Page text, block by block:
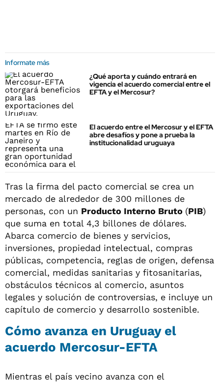
Informate más
¿Qué aporta y cuándo entrará en
vigencia el acuerdo comercial entre el
EFTA y el Mercosur?
El acuerdo entre el Mercosur y el EFTA
abre desafíos y pone a prueba la
institucionalidad uruguaya
Tras la firma del pacto comercial se crea un
mercado de alrededor de 300 millones de
personas, con un Producto Interno Bruto (PIB)
que suma en total 4,3 billones de dólares.
Abarca comercio de bienes y servicios,
inversiones, propiedad intelectual, compras
públicas, competencia, reglas de origen, defensa
comercial, medidas sanitarias y fitosanitarias,
obstáculos técnicos al comercio, asuntos
legales y solución de controversias, e incluye un
capítulo de comercio y desarrollo sostenible.
Cómo avanza en Uruguay el
acuerdo Mercosur-EFTA
Mientras el país vecino avanza con el